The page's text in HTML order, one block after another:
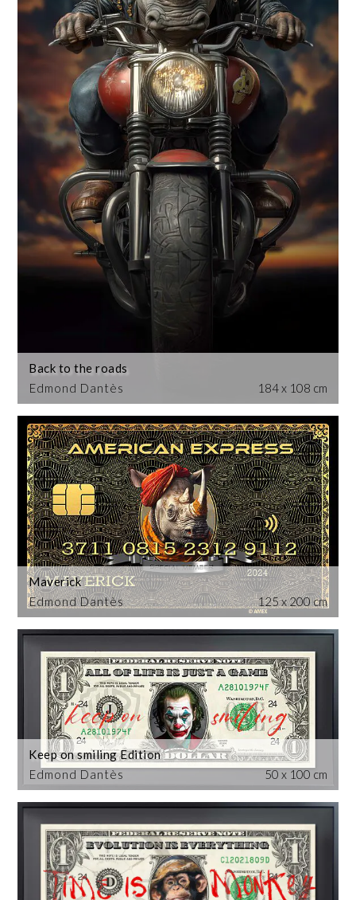
Edmond Dantès
Back to the roads
184 x 108 cm
Edmond Dantès
Maverick
125 x 200 cm
Edmond Dantès
Keep on smiling Edition
50 x 100 cm